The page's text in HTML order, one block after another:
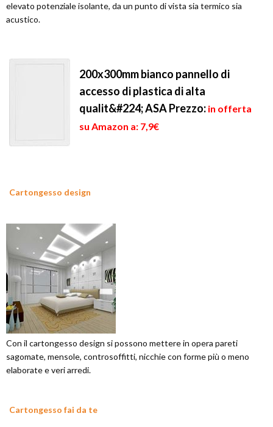
elevato potenziale isolante, da un punto di vista sia termico sia
acustico.
200x300mm bianco pannello di
accesso di plastica di alta
qualit&#224; ASAPrezzo: in offerta
su Amazon a: 7,9€
Cartongesso design
Con il cartongesso design si possono mettere in opera pareti
sagomate, mensole, controsoffitti, nicchie con forme più o meno
elaborate e veri arredi.
Cartongesso fai da te